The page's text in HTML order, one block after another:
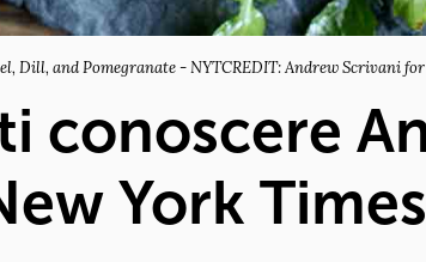
Dill, and Pomegranate - NYTCREDIT: Andrew Scrivani
conoscere
York Times